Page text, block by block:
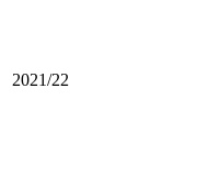
2021/22